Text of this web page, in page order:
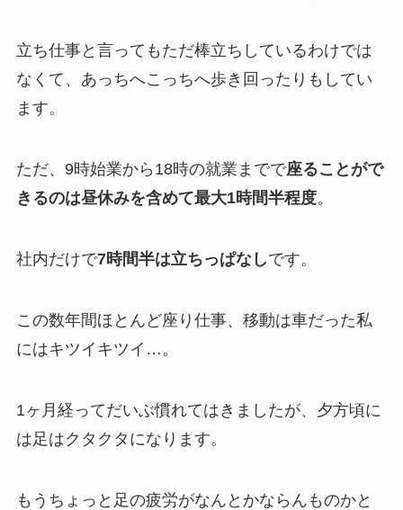
立ち仕事と言ってもただ棒立ちしているわけでは
なくて、あっちへこっちへ歩き回ったりもしてい
ます。
ただ、9時始業から18時の就業までで座ることがで
きるのは昼休みを含めて最大1時間半程度。
社内だけで7時間半は立ちっぱなしです。
この数年間ほとんど座り仕事、移動は車だった私
にはキツイキツイ…。
1ヶ月経ってだいぶ慣れてはきましたが、夕方頃に
は足はクタクタになります。
もうちょっと足の疲労がなんとかならんものかと